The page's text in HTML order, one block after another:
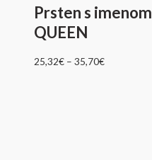
Prsten s imenom
QUEEN
25,32€ – 35,70€